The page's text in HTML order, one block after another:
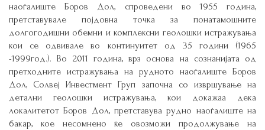
наоѓалиште Боров Дол, спроведени во 1955 година,
претставувале појдовна точка за понатамошните
долгогодишни обемни и комплексни геолошки истражувања
кои се одвивале во континуитет од 35 години (1965
-1999год.). Во 2011 година, врз основа на сознанијата од
претходните истражувања на рудното наоѓалиште Боров
Дол, Солвеј Инвестмент Груп започна со извршување на
детални геолошки истражувања, кои докажаа дека
локалитетот Боров Дол, претставува рудно наоѓалиште на
бакар, кое несомнено ќе овозможи продолжување на